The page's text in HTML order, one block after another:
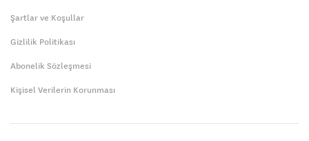
Şartlar ve Koşullar
Gizlilik Politikası
Abonelik Sözleşmesi
Kişisel Verilerin Korunması